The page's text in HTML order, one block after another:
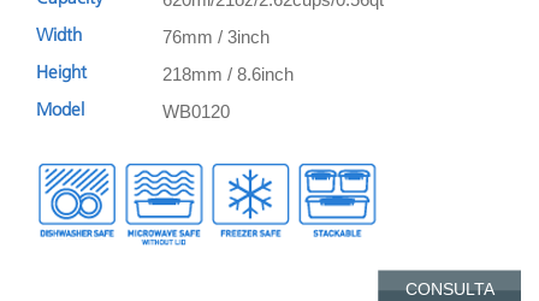
Width 76mm / 3inch
Height 218mm / 8.6inch
Model WB0120
CONSULTA